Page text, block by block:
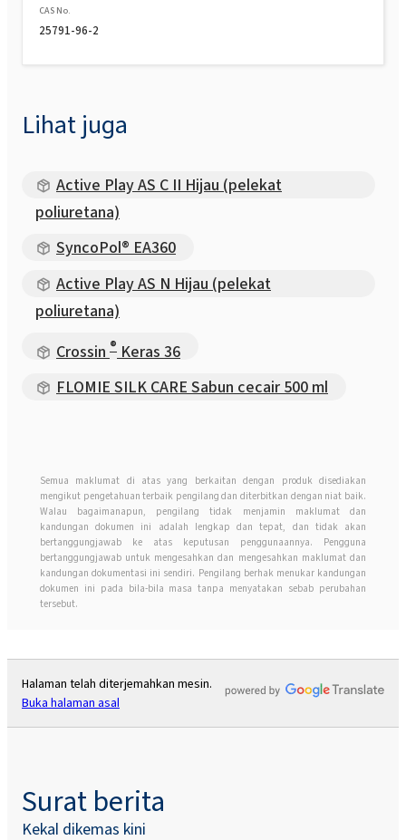
CAS No.
25791-96-2
Lihat juga
Active Play AS C II Hijau (pelekat
poliuretana)
SyncoPol® EA360
Active Play AS N Hijau (pelekat
poliuretana)
Crossin ® Keras 36
FLOMIE SILK CARE Sabun cecair 500 ml
Semua maklumat di atas yang berkaitan dengan produk disediakan
mengikut pengetahuan terbaik pengilang dan diterbitkan dengan niat baik.
Walau bagaimanapun, pengilang tidak menjamin maklumat dan
kandungan dokumen ini adalah lengkap dan tepat, dan tidak akan
bertanggungjawab ke atas keputusan penggunaannya. Pengguna
bertanggungjawab untuk mengesahkan dan mengesahkan maklumat dan
kandungan dokumentasi ini sendiri. Pengilang berhak menukar kandungan
dokumen ini pada bila-bila masa tanpa menyatakan sebab perubahan
tersebut.
Halaman telah diterjemahkan mesin.
Buka halaman asal
Surat berita
Kekal dikemas kini